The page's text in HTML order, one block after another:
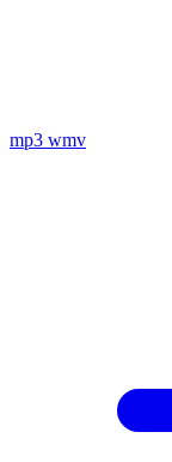
mp3 wmv